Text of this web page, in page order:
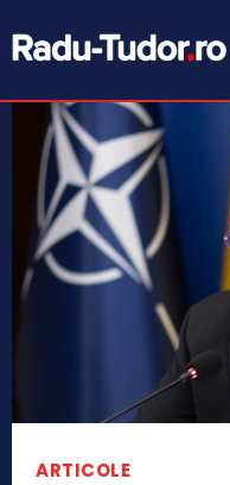
ARTICOLE